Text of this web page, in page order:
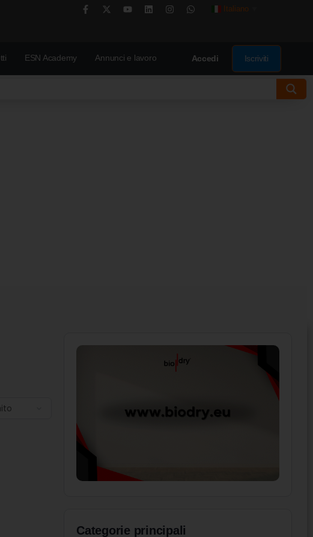
Italiano
ESN Academy Annunci e lavoro Accedi Iscriviti
Categorie principali